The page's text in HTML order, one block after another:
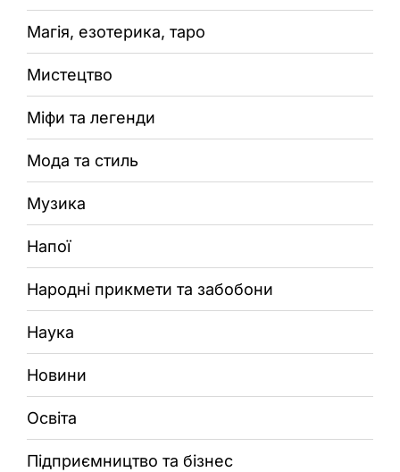
Магія, езотерика, таро
Мистецтво
Міфи та легенди
Мода та стиль
Музика
Напої
Народні прикмети та забобони
Наука
Новини
Освіта
Підприємництво та бізнес